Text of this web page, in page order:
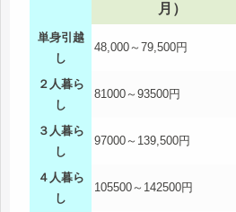
月）
単身引越
し
48,000～79,500円
２人暮ら
し
81000～93500円
３人暮ら
し
97000～139,500円
４人暮ら
し
105500～142500円